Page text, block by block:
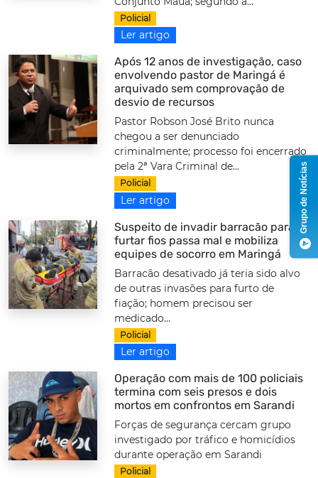
Policial
Ler artigo
Após 12 anos de investigação, caso
envolvendo pastor de Maringá é
arquivado sem comprovação de
desvio de recursos
Pastor Robson José Brito nunca
chegou a ser denunciado
criminalmente; processo foi encerrado
pela 2ª Vara Criminal de...
Policial
Ler artigo
Suspeito de invadir barracão para
furtar fios passa mal e mobiliza
equipes de socorro em Maringá
Barracão desativado já teria sido alvo
de outras invasões para furto de
fiação; homem precisou ser
medicado...
Policial
Ler artigo
Operação com mais de 100 policiais
termina com seis presos e dois
mortos em confrontos em Sarandi
Forças de segurança cercam grupo
investigado por tráfico e homicídios
durante operação em Sarandi
Policial
Grupo de Notícias